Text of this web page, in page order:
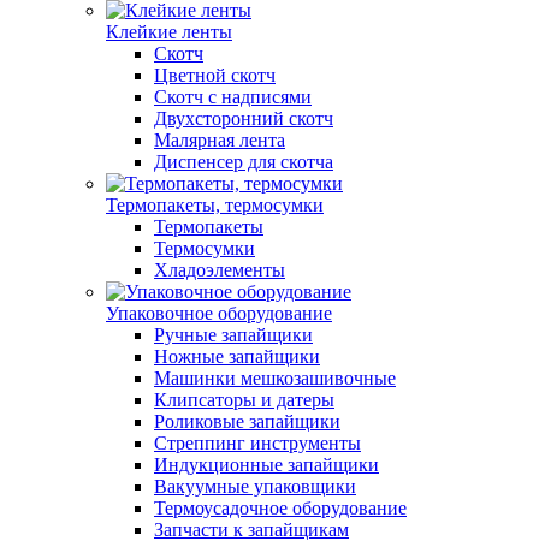
Клейкие ленты
Скотч
Цветной скотч
Скотч с надписями
Двухсторонний скотч
Малярная лента
Диспенсер для скотча
Термопакеты, термосумки
Термопакеты
Термосумки
Хладоэлементы
Упаковочное оборудование
Ручные запайщики
Ножные запайщики
Машинки мешкозашивочные
Клипсаторы и датеры
Роликовые запайщики
Стреппинг инструменты
Индукционные запайщики
Вакуумные упаковщики
Термоусадочное оборудование
Запчасти к запайщикам